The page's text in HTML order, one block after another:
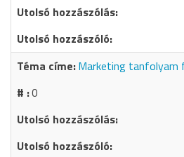
Marketing tanfolyam
0